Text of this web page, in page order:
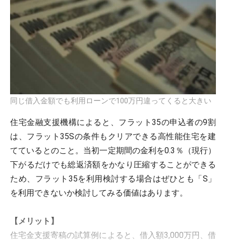
同じ借入金額でも利用ローンで100万円違ってくると大きい
住宅金融支援機構によると、フラット35の申込者の9割
は、フラット35Sの条件もクリアできる高性能住宅を建
てているとのこと。当初一定期間の金利を0.3％（現行）
下がるだけでも総返済額をかなり圧縮することができる
ため、フラット35を利用検討する場合はぜひとも「S」
を利用できないか検討してみる価値はあります。
【メリット】
住宅金支援寄稿の試算例によると、借入額3,000万円、借